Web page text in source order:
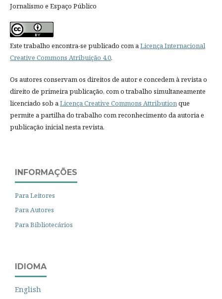
Jornalismo e Espaço Público
Este trabalho encontra-se publicado com a Licença Internacional
Creative Commons Atribuição 4.0.
Os autores conservam os direitos de autor e concedem à revista o
direito de primeira publicação, com o trabalho simultaneamente
licenciado sob a Licença Creative Commons Attribution que
permite a partilha do trabalho com reconhecimento da autoria e
publicação inicial nesta revista.
INFORMAÇÕES
Para Leitores
Para Autores
Para Bibliotecários
IDIOMA
English